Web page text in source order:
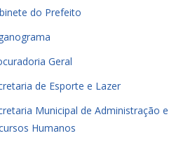
do Prefeito
Geral
de Esporte e Lazer
Municipal de Administração e
Humanos